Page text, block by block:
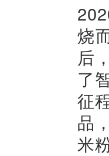
烧
后
了
征
品
米